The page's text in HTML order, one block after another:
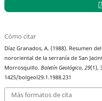
Cómo citar
Díaz Granados, A. (1988). Resumen
nororiental de la serranía de San
Morrosquillo.Boletín Geológico,29(1),
1425/bolgeol29.1.1988.231
Más formatos de cita